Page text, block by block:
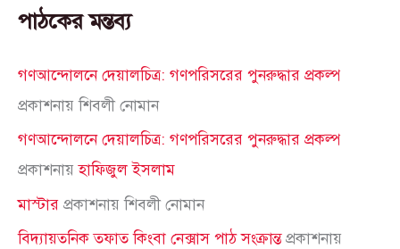
পাঠকের মন্তব্য
গণআন্দোলনে দেয়ালচিত্র: গণপরিসরের পুনরুদ্ধার প্রকল্প
প্রকাশনায়শিবলী নোমান
গণআন্দোলনে দেয়ালচিত্র: গণপরিসরের পুনরুদ্ধার প্রকল্প
প্রকাশনায়হাফিজুল ইসলাম
মাস্টার প্রকাশনায়শিবলী নোমান
বিদ্যায়তনিক তফাত কিংবা নেক্সাস পাঠ সংক্রান্তপ্রকাশনায়